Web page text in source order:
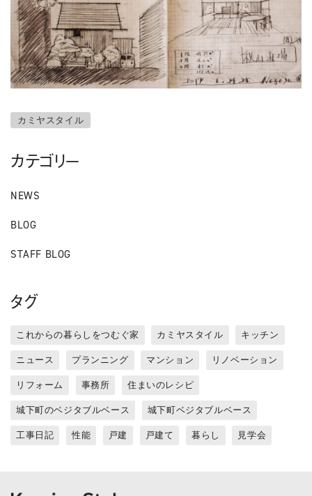
カミヤスタイル
カテゴリー
NEWS
BLOG
STAFF BLOG
タグ
これからの暮らしをつむぐ家 カミヤスタイル キッチン
ニュース プランニング マンション リノベーション
リフォーム 事務所 住まいのレシピ
城下町のベジタブルベース 城下町ベジタブルベース
工事日記 性能 戸建 戸建て 暮らし 見学会